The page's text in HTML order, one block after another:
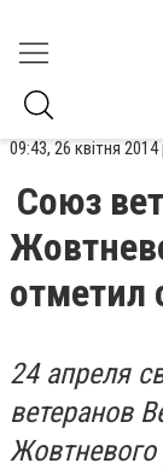
09:43, 26 квітня 2014
Союз
отметил
24 апреля
ветеранов
Жовтневого